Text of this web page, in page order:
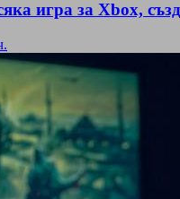
игра за Xbox,